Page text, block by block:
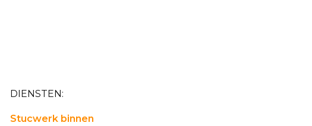
DIENSTEN:
Stucwerk binnen